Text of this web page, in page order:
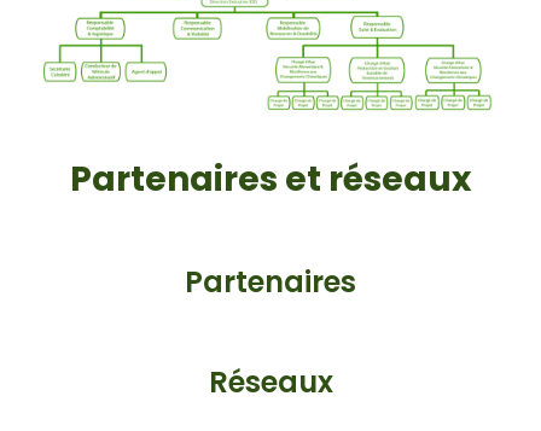
Partenaires et réseaux
Partenaires
Réseaux